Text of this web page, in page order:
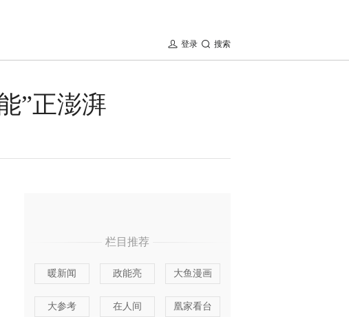
搜索
登录
”正澎湃
栏目推荐
暖新闻 政能亮 大鱼漫画
大参考 在人间 凰家看台